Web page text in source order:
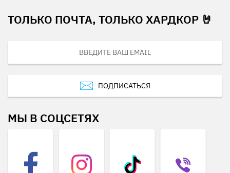
ТОЛЬКО ПОЧТА, ТОЛЬКО ХАРДКОР 🤘
ПОДПИСАТЬСЯ
МЫ В СОЦСЕТЯХ